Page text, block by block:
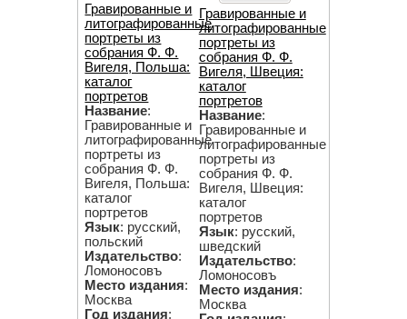
Гравированные и
литографированные
портреты из
собрания Ф. Ф.
Вигеля, Польша:
каталог
портретов
Название:
Гравированные и
литографированные
портреты из
собрания Ф. Ф.
Вигеля, Польша:
каталог
портретов
Язык: русский,
польский
Издательство:
Ломоносовъ
Место издания:
Москва
Год издания:
Гравированные и
литографированные
портреты из
собрания Ф. Ф.
Вигеля, Швеция:
каталог
портретов
Название:
Гравированные и
литографированные
портреты из
собрания Ф. Ф.
Вигеля, Швеция:
каталог
портретов
Язык: русский,
шведский
Издательство:
Ломоносовъ
Место издания:
Москва